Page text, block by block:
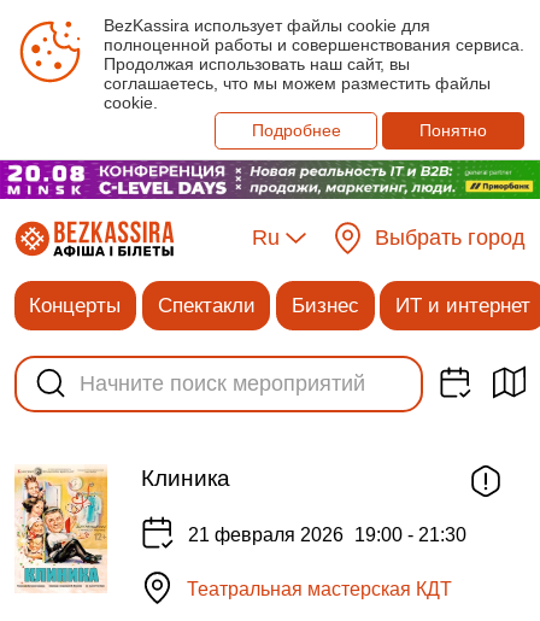
BezKassira использует файлы cookie для
полноценной работы и совершенствования сервиса.
Продолжая использовать наш сайт, вы
соглашаетесь, что мы можем разместить файлы
cookie.
Подробнее
Понятно
Ru Выбрать город
Концерты Спектакли Бизнес ИТ и интернет
Клиника
21 февраля 2026 19:00 - 21:30
Театральная мастерская КДТ